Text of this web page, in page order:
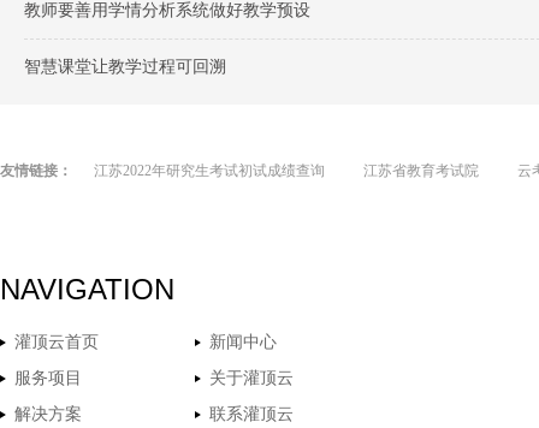
教师要善用学情分析系统做好教学预设
智慧课堂让教学过程可回溯
友情链接： 江苏2022年研究生考试初试成绩查询 江苏省教育考试院 云
NAVIGATION
灌顶云首页
新闻中心
服务项目
关于灌顶云
解决方案
联系灌顶云